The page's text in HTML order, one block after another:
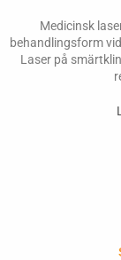
Medicinsk
behandlingsform
Laser på